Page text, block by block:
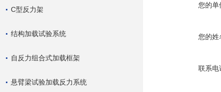
C型反力架
结构加载试验系统
自反力组合式加载框架
悬臂梁试验加载反力系统
您的单
您的姓
联系电